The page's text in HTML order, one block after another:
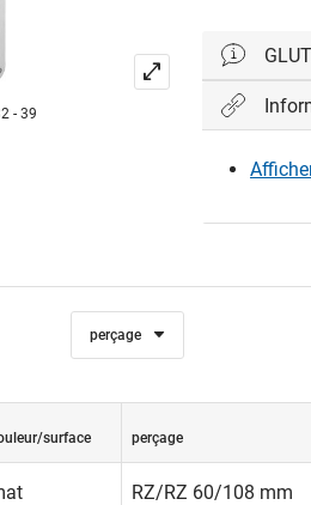
- 39 Les
perçage
surface perçage
RZ/RZ 60/108 mm